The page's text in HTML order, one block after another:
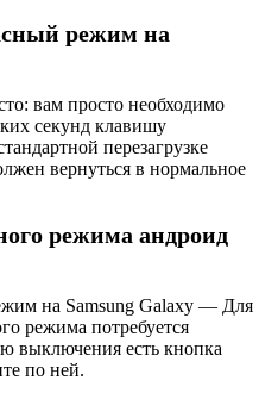
режим на
вам просто необходимо
секунд клавишу
перезагрузке
вернуться в нормальное
режима андроид
на Samsung Galaxy — Для
режима потребуется
выключения есть кнопка
по ней.